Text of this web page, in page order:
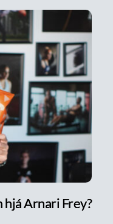
Arnari Frey?